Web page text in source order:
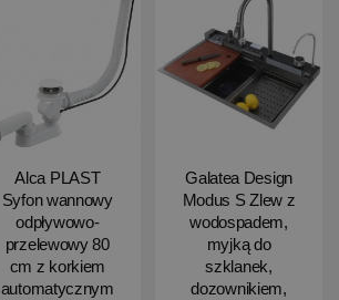
Alca PLAST
Syfon wannowy
odpływowo-
przelewowy 80
cm z korkiem
automatycznym
Galatea Design
Modus S Zlew z
wodospadem,
myjką do
szklanek,
dozownikiem,